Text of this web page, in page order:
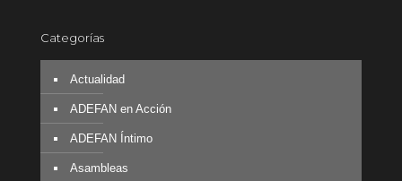
Categorías
Actualidad
ADEFAN en Acción
ADEFAN Íntimo
Asambleas